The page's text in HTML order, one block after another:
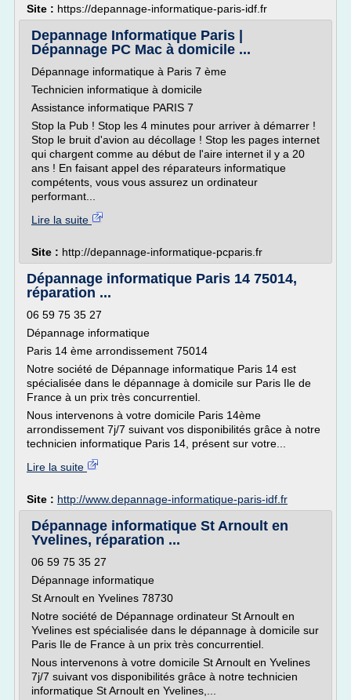
Site : https://depannage-informatique-paris-idf.fr
Depannage Informatique Paris |
Dépannage PC Mac à domicile ...
Dépannage informatique à Paris 7 ème
Technicien informatique à domicile
Assistance informatique PARIS 7
Stop la Pub ! Stop les 4 minutes pour arriver à démarrer !
Stop le bruit d'avion au décollage ! Stop les pages internet
qui chargent comme au début de l'aire internet il y a 20
ans ! En faisant appel des réparateurs informatique
compétents, vous vous assurez un ordinateur
performant...
Lire la suite
Site : http://depannage-informatique-pcparis.fr
Dépannage informatique Paris 14 75014,
réparation ...
06 59 75 35 27
Dépannage informatique
Paris 14 ème arrondissement 75014
Notre société de Dépannage informatique Paris 14 est
spécialisée dans le dépannage à domicile sur Paris Ile de
France à un prix très concurrentiel.
Nous intervenons à votre domicile Paris 14ème
arrondissement 7j/7 suivant vos disponibilités grâce à notre
technicien informatique Paris 14, présent sur votre...
Lire la suite
Site : http://www.depannage-informatique-paris-idf.fr
Dépannage informatique St Arnoult en
Yvelines, réparation ...
06 59 75 35 27
Dépannage informatique
St Arnoult en Yvelines 78730
Notre société de Dépannage ordinateur St Arnoult en
Yvelines est spécialisée dans le dépannage à domicile sur
Paris Ile de France à un prix très concurrentiel.
Nous intervenons à votre domicile St Arnoult en Yvelines
7j/7 suivant vos disponibilités grâce à notre technicien
informatique St Arnoult en Yvelines,...